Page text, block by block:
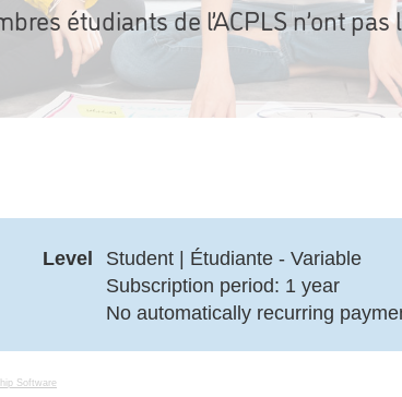
étudiants de l’ACPLS n’ont
Software